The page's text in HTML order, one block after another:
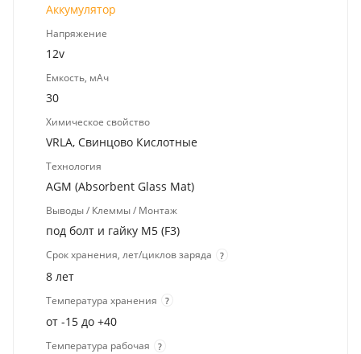
Аккумулятор
Напряжение
12v
Емкость, мАч
30
Химическое свойство
VRLA, Свинцово Кислотные
Технология
AGM (Absorbent Glass Mat)
Выводы / Клеммы / Монтаж
под болт и гайку M5 (F3)
Срок хранения, лет/циклов заряда ?
8 лет
Температура хранения ?
от -15 до +40
Температура рабочая ?